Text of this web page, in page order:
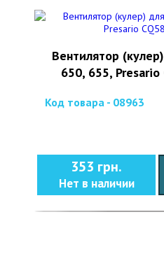
Вентилятор
650, 655,
Код товара - 08963
353 грн.
Нет в наличии